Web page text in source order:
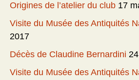
Origines de l’atelier du club 17
Visite du Musée des Antiquités
2017
Décès de Claudine Bernardini
Visite du Musée des Antiquités